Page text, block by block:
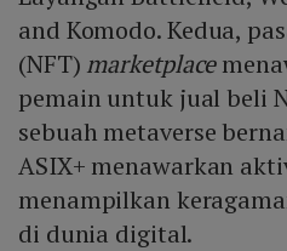
and Komodo. Kedua,
(NFT) marketplace
pemain untuk jual beli
sebuah metaverse
ASIX+ menawarkan
menampilkan
di dunia digital.